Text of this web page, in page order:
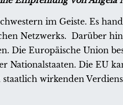
im Geiste. Es
Netzwerks. Darüber
Die Europäische Union
Nationalstaaten. Die EU
wirkenden